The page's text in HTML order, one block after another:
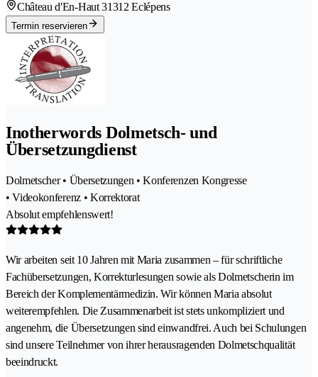
Château d'En-Haut 31312 Eclépens
Termin reservieren
Inotherwords Dolmetsch- und
Übersetzungdienst
Dolmetscher • Übersetzungen • Konferenzen Kongresse
• Videokonferenz • Korrektorat
Absolut empfehlenswert!
Wir arbeiten seit 10 Jahren mit Maria zusammen – für schriftliche
Fachübersetzungen, Korrekturlesungen sowie als Dolmetscherin im
Bereich der Komplementärmedizin. Wir können Maria absolut
weiterempfehlen. Die Zusammenarbeit ist stets unkompliziert und
angenehm, die Übersetzungen sind einwandfrei. Auch bei Schulungen
sind unsere Teilnehmer von ihrer herausragenden Dolmetschqualität
beeindruckt.